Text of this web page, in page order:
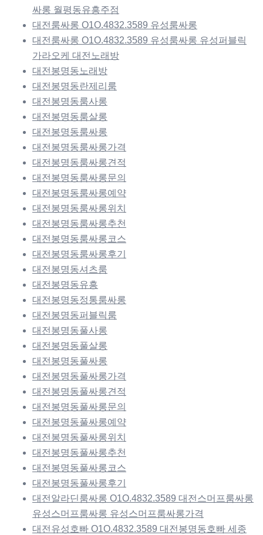
싸롱 월평동유흥주점
대전룸싸롱 O1O.4832.3589 유성룸싸롱
대전룸싸롱 O1O.4832.3589 유성룸싸롱 유성퍼블릭
가라오케 대전노래방
대전봉명동노래방
대전봉명동란제리룸
대전봉명동룸사롱
대전봉명동룸살롱
대전봉명동룸싸롱
대전봉명동룸싸롱가격
대전봉명동룸싸롱견적
대전봉명동룸싸롱문의
대전봉명동룸싸롱예약
대전봉명동룸싸롱위치
대전봉명동룸싸롱추천
대전봉명동룸싸롱코스
대전봉명동룸싸롱후기
대전봉명동셔츠룸
대전봉명동유흥
대전봉명동정통룸싸롱
대전봉명동퍼블릭룸
대전봉명동풀사롱
대전봉명동풀살롱
대전봉명동풀싸롱
대전봉명동풀싸롱가격
대전봉명동풀싸롱견적
대전봉명동풀싸롱문의
대전봉명동풀싸롱예약
대전봉명동풀싸롱위치
대전봉명동풀싸롱추천
대전봉명동풀싸롱코스
대전봉명동풀싸롱후기
대전알라딘룸싸롱 O1O.4832.3589 대전스머프룸싸롱
유성스머프룸싸롱 유성스머프룸싸롱가격
대전유성호빠 O1O.4832.3589 대전봉명동호빠 세종